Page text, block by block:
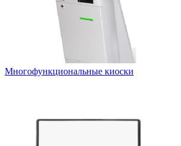
Многофункциональные киоски